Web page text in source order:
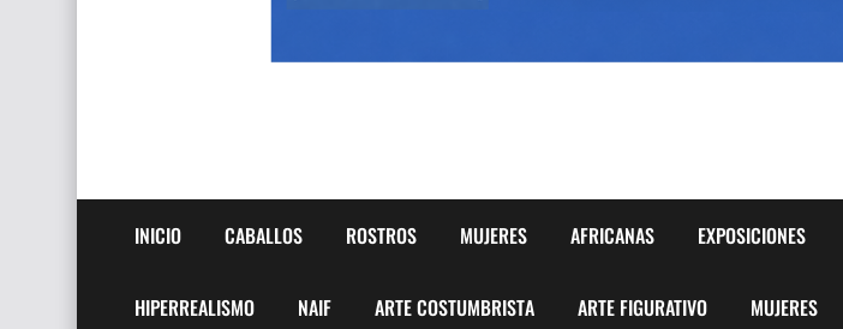
INICIO CABALLOS ROSTROS MUJERES AFRICANAS EXPOSICIONES
HIPERREALISMO NAIF ARTE COSTUMBRISTA ARTE FIGURATIVO MUJERES
Frutas y Flores Para Colorear Imágenes